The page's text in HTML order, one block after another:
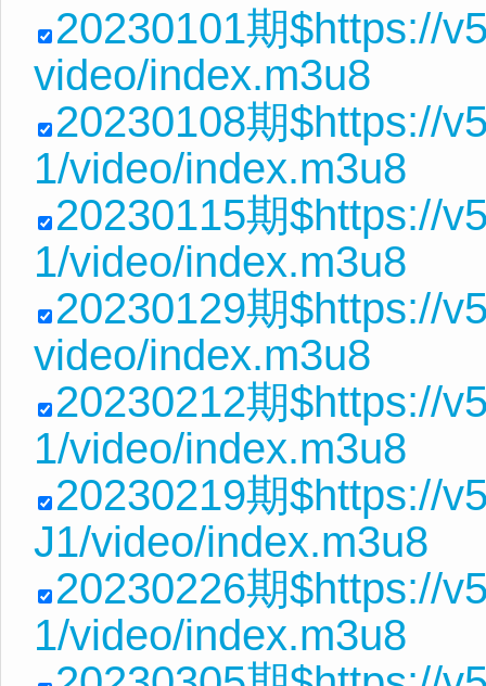
20230101期$https://
video/index.m3u8
20230108期$https://
1/video/index.m3u8
20230115期$https://
1/video/index.m3u8
20230129期$https://
video/index.m3u8
20230212期$https://
1/video/index.m3u8
20230219期$https://
J1/video/index.m3u8
20230226期$https://
1/video/index.m3u8